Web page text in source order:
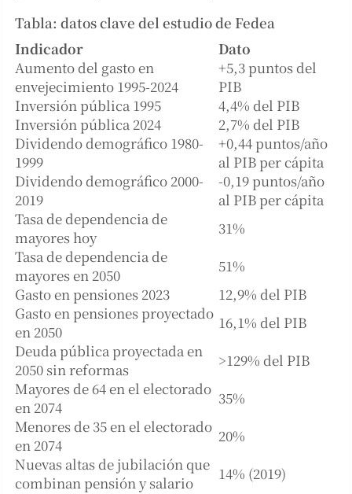
Tabla: datos clave del estudio de Fedea
Indicador
Dato
Aumento del gasto en
envejecimiento 1995-2024
+5,3 puntos del
PIB
Inversión pública 1995
4,4% del PIB
Inversión pública 2024
2,7% del PIB
Dividendo demográfico 1980-
1999
+0,44 puntos/año
al PIB per cápita
Dividendo demográfico 2000-
2019
-0,19 puntos/año
al PIB per cápita
Tasa de dependencia de
mayores hoy
31%
Tasa de dependencia de
mayores en 2050
51%
Gasto en pensiones 2023
12,9% del PIB
Gasto en pensiones proyectado
en 2050
16,1% del PIB
Deuda pública proyectada en
2050 sin reformas
>129% del PIB
Mayores de 64 en el electorado
en 2074
35%
Menores de 35 en el electorado
en 2074
20%
Nuevas altas de jubilación que
combinan pensión y salario
14% (2019)